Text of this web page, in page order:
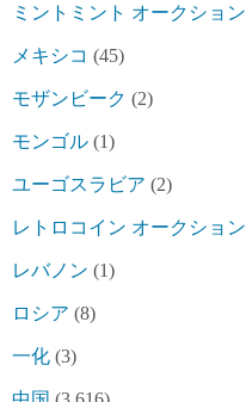
ミントミント オークション
メキシコ (45)
モザンビーク (2)
モンゴル (1)
ユーゴスラビア (2)
レトロコイン オークション
レバノン (1)
ロシア (8)
一化 (3)